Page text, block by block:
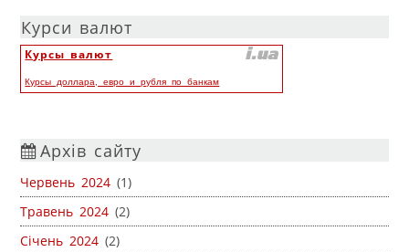
Курси валют
Курсы валют
Курсы доллара, евро и рубля по банкам
Архів сайту
Червень 2024 (1)
Травень 2024 (2)
Січень 2024 (2)